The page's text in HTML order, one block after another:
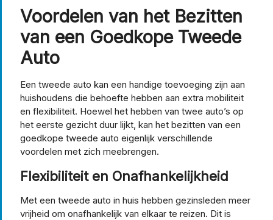
Voordelen van het Bezitten
van een Goedkope Tweede
Auto
Een tweede auto kan een handige toevoeging zijn aan
huishoudens die behoefte hebben aan extra mobiliteit
en flexibiliteit. Hoewel het hebben van twee auto’s op
het eerste gezicht duur lijkt, kan het bezitten van een
goedkope tweede auto eigenlijk verschillende
voordelen met zich meebrengen.
Flexibiliteit en Onafhankelijkheid
Met een tweede auto in huis hebben gezinsleden meer
vrijheid om onafhankelijk van elkaar te reizen. Dit is